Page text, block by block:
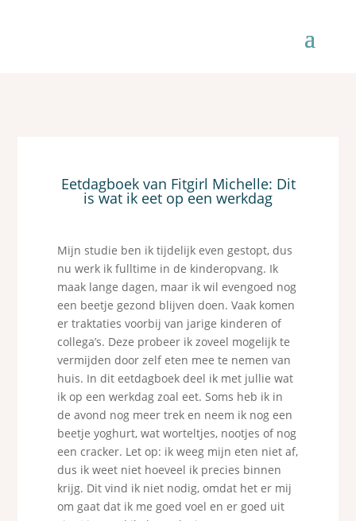
Eetdagboek van Fitgirl Michelle: Dit
is wat ik eet op een werkdag
Mijn studie ben ik tijdelijk even gestopt, dus
nu werk ik fulltime in de kinderopvang. Ik
maak lange dagen, maar ik wil evengoed nog
een beetje gezond blijven doen. Vaak komen
er traktaties voorbij van jarige kinderen of
collega’s. Deze probeer ik zoveel mogelijk te
vermijden door zelf eten mee te nemen van
huis. In dit eetdagboek deel ik met jullie wat
ik op een werkdag zoal eet. Soms heb ik in
de avond nog meer trek en neem ik nog een
beetje yoghurt, wat worteltjes, nootjes of nog
een cracker. Let op: ik weeg mijn eten niet af,
dus ik weet niet hoeveel ik precies binnen
krijg. Dit vind ik niet nodig, omdat het er mij
om gaat dat ik me goed voel en er goed uit